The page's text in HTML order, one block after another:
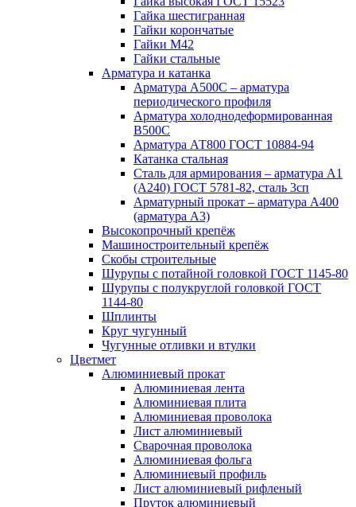
Гайка шестигранная
Гайки корончатые
Гайки М42
Гайки стальные
Арматура и катанка
Арматура А500С – арматура
периодического профиля
Арматура холоднодеформированная
В500С
Арматура АТ800 ГОСТ 10884-94
Катанка стальная
Сталь для армирования – арматура А1
(А240) ГОСТ 5781-82, сталь 3сп
Арматурный прокат – арматура А400
(арматура А3)
Высокопрочный крепёж
Машиностроительный крепёж
Скобы строительные
Шурупы с потайной головкой ГОСТ 1145-80
Шурупы с полукруглой головкой ГОСТ
1144-80
Шплинты
Круг чугунный
Чугунные отливки и втулки
Цветмет
Алюминиевый прокат
Алюминиевая лента
Алюминиевая плита
Алюминиевая проволока
Лист алюминиевый
Сварочная проволока
Алюминиевая фольга
Алюминиевый профиль
Лист алюминиевый рифленый
Пруток алюминиевый